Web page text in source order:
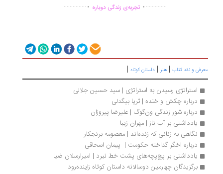
............... تجربه‌ی زندگی دوباره ..............
و نقد کتاب|هنر|داستان کوتاه|
استراتژی رسیدن به استراتژی | سید حسین جلالی
درباره چکش و خنده | ثریا بیگدلی
درباره شور زندگی ون‌گوگ | علیرضا پیروزان
یادداشتی بر آب ناز | مهران زیبا
نگاهی به زنانی که زنده‌اند | معصومه برنجکار
درباره اخگر گداخته حکومت |  پیمان اسحاقی
یادداشتی بر پچ‌پچه‌های پشت خط نبرد | امیرارسلان ضیا
برگزیدگان چهارمین دوسالانه داستان کوتاه زاینده‌رود